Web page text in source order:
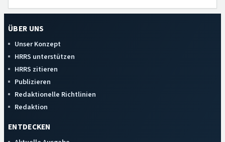
ÜBER UNS
Unser Konzept
HRRS unterstützen
HRRS zitieren
Publizieren
Redaktionelle Richtlinien
Redaktion
ENTDECKEN